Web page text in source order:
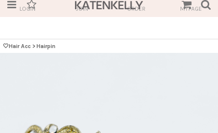
LOGIN JOIN ORDER MYPAGE
🤍Hair Acc > Hairpin